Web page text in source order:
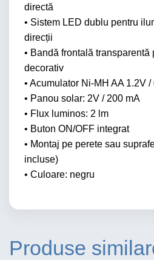
directă
• Sistem LED dublu pentru
direcții
• Bandă frontală
decorativ
• Acumulator Ni-MH AA 1.2V
• Panou solar: 2V / 200 mA
• Flux luminos: 2 lm
• Buton ON/OFF integrat
• Montaj pe perete sau
incluse)
• Culoare: negru
Produse